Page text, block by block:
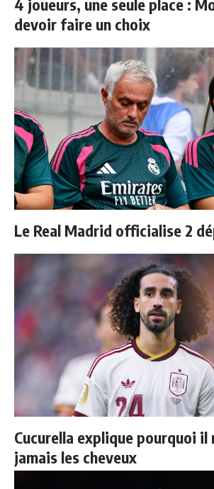
4 joueurs, une seule place :
devoir faire un choix
Le Real Madrid officialise 2
Cucurella explique pourquoi il
jamais les cheveux